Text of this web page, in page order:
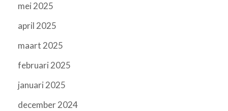
mei 2025
april 2025
maart 2025
februari 2025
januari 2025
december 2024